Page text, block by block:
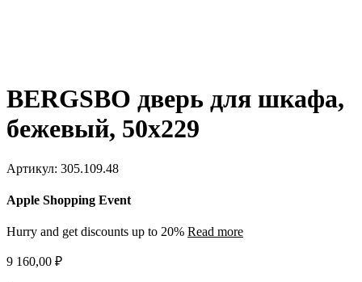
BERGSBO дверь для шкафа,
бежевый, 50х229
Артикул: 305.109.48
Apple Shopping Event
Hurry and get discounts up to 20% Read more
9 160,00 ₽